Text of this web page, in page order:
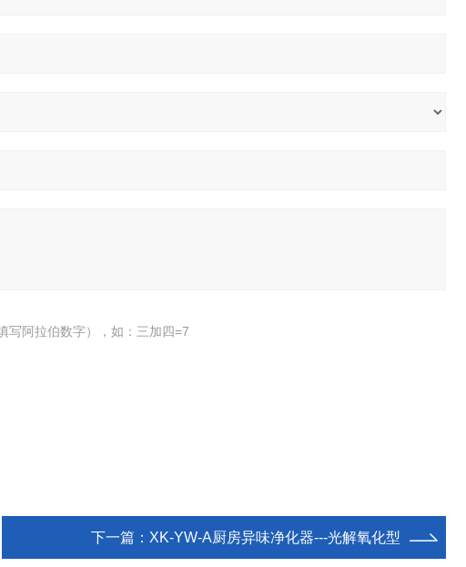
写阿拉伯数字），如：三加四=7
下一篇： XK-YW-A厨房异味净化器---光解氧化型